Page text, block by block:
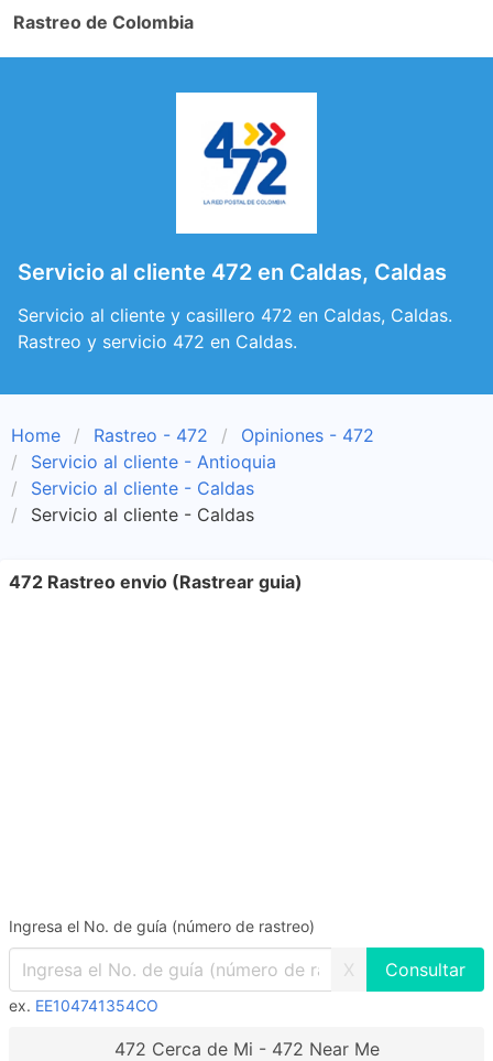
Rastreo de Colombia
Servicio al cliente 472 en Caldas, Caldas
Servicio al cliente y casillero 472 en Caldas, Caldas.
Rastreo y servicio 472 en Caldas.
Home Rastreo - 472
Opiniones - 472
Servicio al cliente - Antioquia
Servicio al cliente - Caldas
Servicio al cliente - Caldas
472 Rastreo envio (Rastrear guia)
Ingresa el No. de guía (número de rastreo)
X
ex. EE104741354CO
472 Cerca de Mi - 472 Near Me